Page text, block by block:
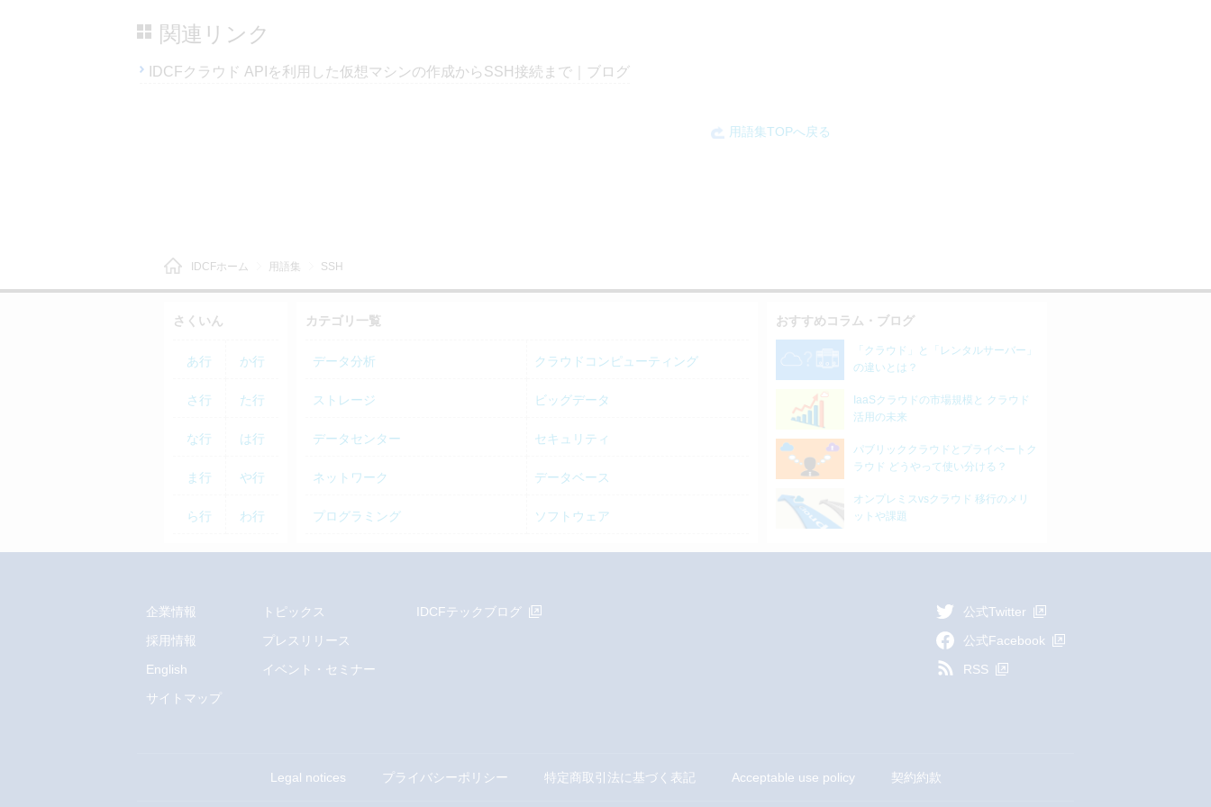
関連リンク
IDCFクラウド APIを利用した仮想マシンの作成からSSH接続まで｜ブログ
用語集TOPへ戻る
IDCFホーム 用語集 SSH
さくいん
あ行 か行
さ行 た行
な行 は行
ま行 や行
ら行 わ行
カテゴリ一覧
データ分析 クラウドコンピューティング
ストレージ ビッグデータ
データセンター セキュリティ
ネットワーク データベース
プログラミング ソフトウェア
おすすめコラム・ブログ
「クラウド」と「レンタルサーバー」
の違いとは？
IaaSクラウドの市場規模と クラウド
活用の未来
パブリッククラウドとプライベートク
ラウド どうやって使い分ける？
オンプレミスvsクラウド 移行のメリ
ットや課題
企業情報
採用情報
English
サイトマップ
トピックス
プレスリリース
イベント・セミナー
IDCFテックブログ
公式Twitter
公式Facebook
RSS
Legal notices プライバシーポリシー 特定商取引法に基づく表記 Acceptable use policy 契約約款